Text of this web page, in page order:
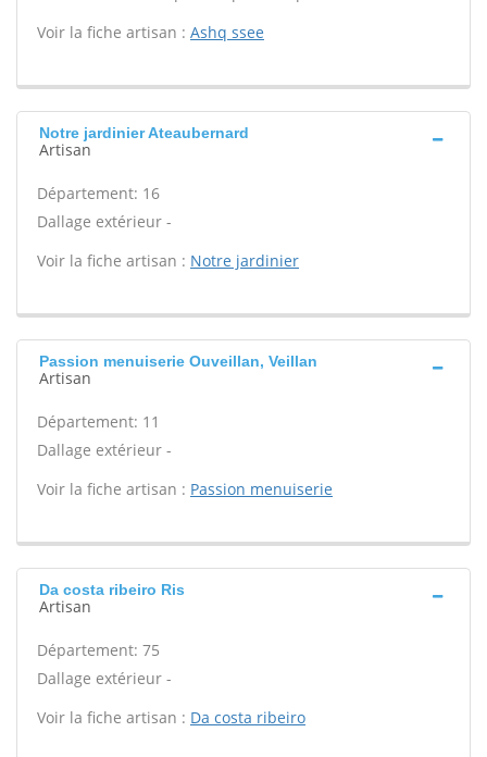
Voir la fiche artisan : Ashq ssee
Notre jardinier Ateaubernard
Artisan
Département: 16
Dallage extérieur -
Voir la fiche artisan : Notre jardinier
Passion menuiserie Ouveillan, Veillan
Artisan
Département: 11
Dallage extérieur -
Voir la fiche artisan : Passion menuiserie
Da costa ribeiro Ris
Artisan
Département: 75
Dallage extérieur -
Voir la fiche artisan : Da costa ribeiro